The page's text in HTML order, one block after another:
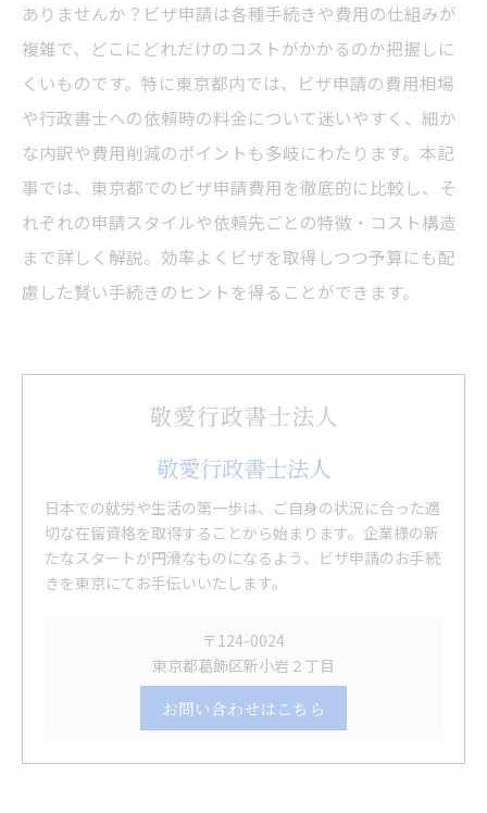
ありませんか？ビザ申請は各種手続きや費用の仕組みが
複雑で、どこにどれだけのコストがかかるのか把握しに
くいものです。特に東京都内では、ビザ申請の費用相場
や行政書士への依頼時の料金について迷いやすく、細か
な内訳や費用削減のポイントも多岐にわたります。本記
事では、東京都でのビザ申請費用を徹底的に比較し、そ
れぞれの申請スタイルや依頼先ごとの特徴・コスト構造
まで詳しく解説。効率よくビザを取得しつつ予算にも配
慮した賢い手続きのヒントを得ることができます。
敬愛行政書士法人
日本での就労や生活の第一歩は、ご自身の状況に合った適
切な在留資格を取得することから始まります。企業様の新
たなスタートが円滑なものになるよう、ビザ申請のお手続
きを東京にてお手伝いいたします。
〒124-0024
東京都葛飾区新小岩２丁目
お問い合わせはこちら